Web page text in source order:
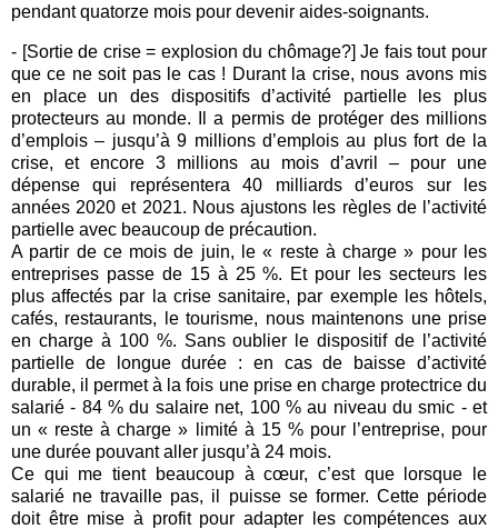
pendant quatorze mois pour devenir aides-soignants.
- [Sortie de crise = explosion du chômage?] Je fais tout pour
que ce ne soit pas le cas ! Durant la crise, nous avons mis
en place un des dispositifs d’activité partielle les plus
protecteurs au monde. Il a permis de protéger des millions
d’emplois – jusqu’à 9 millions d’emplois au plus fort de la
crise, et encore 3 millions au mois d’avril – pour une
dépense qui représentera 40 milliards d’euros sur les
années 2020 et 2021. Nous ajustons les règles de l’activité
partielle avec beaucoup de précaution.
A partir de ce mois de juin, le « reste à charge » pour les
entreprises passe de 15 à 25 %. Et pour les secteurs les
plus affectés par la crise sanitaire, par exemple les hôtels,
cafés, restaurants, le tourisme, nous maintenons une prise
en charge à 100 %. Sans oublier le dispositif de l’activité
partielle de longue durée : en cas de baisse d’activité
durable, il permet à la fois une prise en charge protectrice du
salarié - 84 % du salaire net, 100 % au niveau du smic - et
un « reste à charge » limité à 15 % pour l’entreprise, pour
une durée pouvant aller jusqu’à 24 mois.
Ce qui me tient beaucoup à cœur, c’est que lorsque le
salarié ne travaille pas, il puisse se former. Cette période
doit être mise à profit pour adapter les compétences aux